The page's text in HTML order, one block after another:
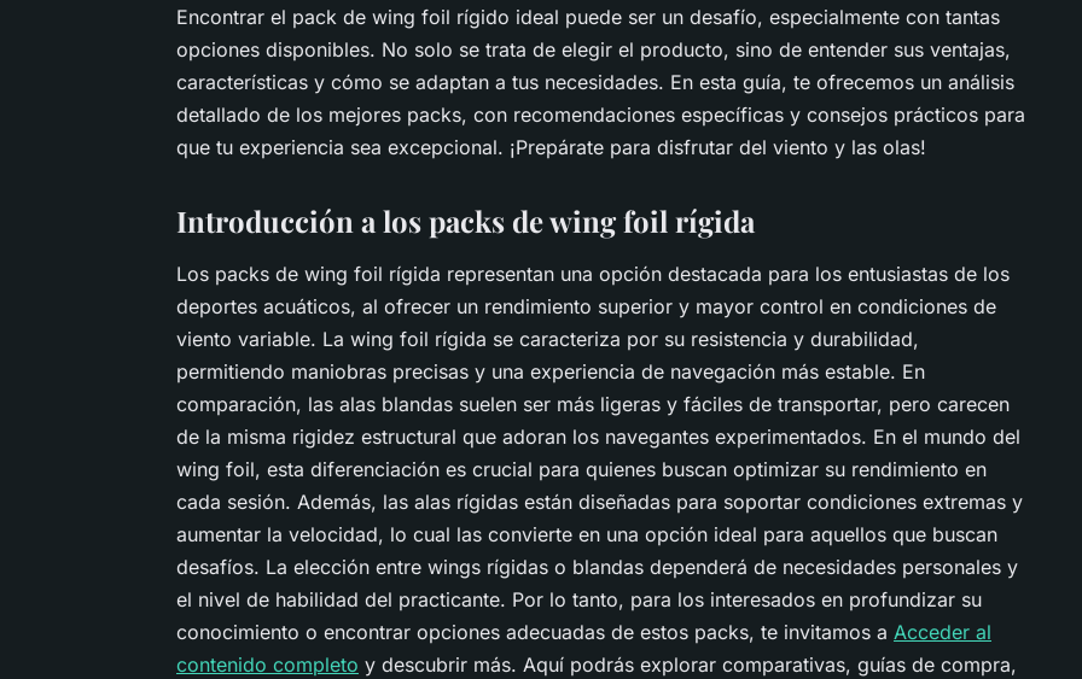
Encontrar el pack de wing foil rígido ideal puede ser un desafío, especialmente con tantas
opciones disponibles. No solo se trata de elegir el producto, sino de entender sus ventajas,
características y cómo se adaptan a tus necesidades. En esta guía, te ofrecemos un análisis
detallado de los mejores packs, con recomendaciones específicas y consejos prácticos para
que tu experiencia sea excepcional. ¡Prepárate para disfrutar del viento y las olas!
Introducción a los packs de wing foil rígida
Los packs de wing foil rígida representan una opción destacada para los entusiastas de los
deportes acuáticos, al ofrecer un rendimiento superior y mayor control en condiciones de
viento variable. La wing foil rígida se caracteriza por su resistencia y durabilidad,
permitiendo maniobras precisas y una experiencia de navegación más estable. En
comparación, las alas blandas suelen ser más ligeras y fáciles de transportar, pero carecen
de la misma rigidez estructural que adoran los navegantes experimentados. En el mundo del
wing foil, esta diferenciación es crucial para quienes buscan optimizar su rendimiento en
cada sesión. Además, las alas rígidas están diseñadas para soportar condiciones extremas y
aumentar la velocidad, lo cual las convierte en una opción ideal para aquellos que buscan
desafíos. La elección entre wings rígidas o blandas dependerá de necesidades personales y
el nivel de habilidad del practicante. Por lo tanto, para los interesados en profundizar su
conocimiento o encontrar opciones adecuadas de estos packs, te invitamos a Acceder al
contenido completo y descubrir más. Aquí podrás explorar comparativas, guías de compra,